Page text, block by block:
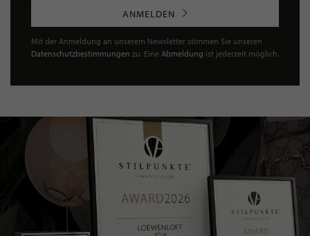
ANMELDEN
Mit der Anmeldung an unserem Newsletter stimmen Sie unseren
Datenschutzbestimmungen zu. Eine Abmeldung ist jederzeit möglich.